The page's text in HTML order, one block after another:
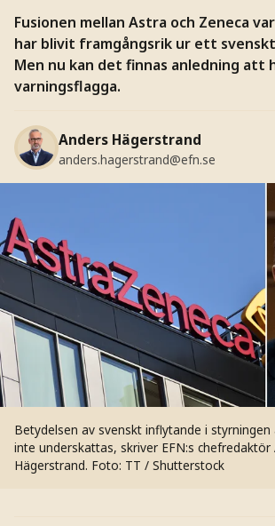
Fusionen mellan Astra och Zeneca
har blivit framgångsrik ur ett
Men nu kan det finnas anledning att
varningsflagga.
Anders Hägerstrand
anders.hagerstrand@efn.se
Betydelsen av svenskt inflytande i styrningen
inte underskattas, skriver EFN:s chefredaktör
Hägerstrand. Foto: TT / Shutterstock